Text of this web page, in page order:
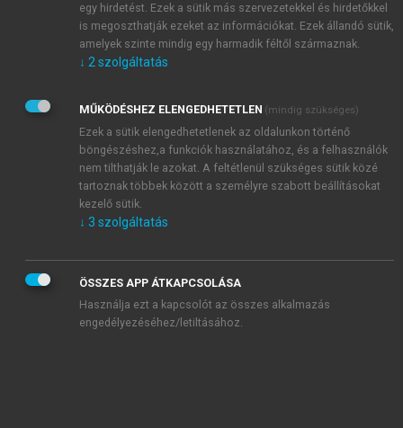
Kérek értesítést a MeRSZ újdonságairól, akcióiról.
Kérek értesítést az Akadémiai Kiadó Zrt. újdonságairól,
Adatkezelési tájékoztatóbanfoglaltakat tudomásul
veszem és elfogadom.
Általános vásárlási feltételeket, valamint a szotar.netés a
mersz.huoldalak licencszerződéseiben foglaltakat
tudomásul veszem és elfogadom.
KIPRÓBÁLOM
egy hirdetést. Ezek a sütik más szervezetekkel és hirdetőkkel
is megoszthatják ezeket az információkat. Ezek állandó sütik,
amelyek szinte mindig egy harmadik féltől származnak.
↓ 2 szolgáltatás
MŰKÖDÉSHEZ ELENGEDHETETLEN (mindig szükséges)
Ezek a sütik elengedhetetlenek az oldalunkon történő
böngészéshez,a funkciók használatához, és a felhasználók
nem tilthatják le azokat. A feltétlenül szükséges sütik közé
tartoznak többek között a személyre szabott beállításokat
kezelő sütik.
↓ 3 szolgáltatás
ÖSSZES APP ÁTKAPCSOLÁSA
Használja ezt a kapcsolót az összes alkalmazás
engedélyezéséhez/letiltásához.